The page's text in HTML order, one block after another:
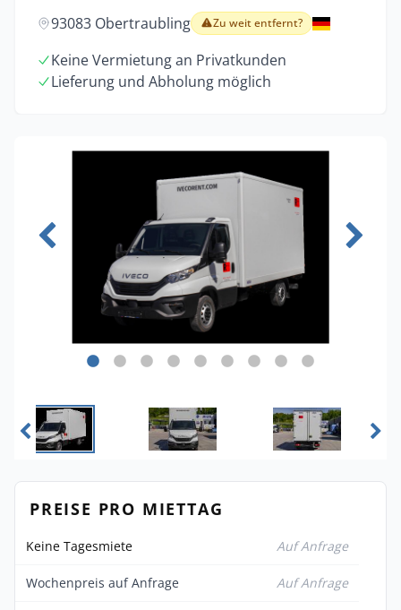
93083 Obertraubling Zu weit entfernt?
Keine Vermietung an Privatkunden
Lieferung und Abholung möglich
PREISE PRO MIETTAG
Keine Tagesmiete Auf Anfrage
Wochenpreis auf Anfrage Auf Anfrage